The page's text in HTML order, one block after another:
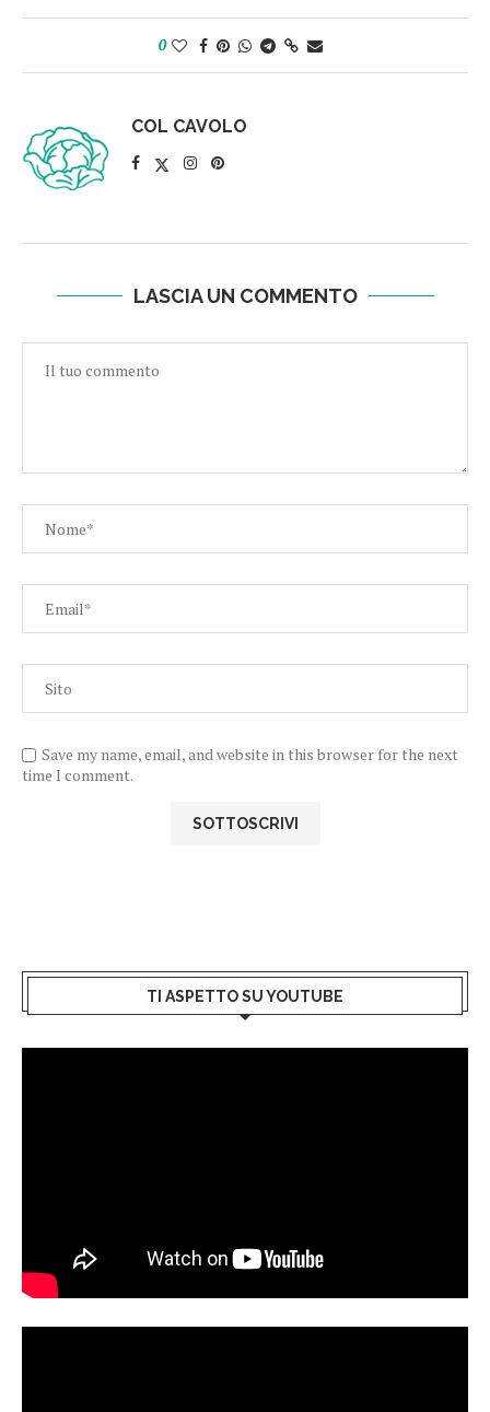
0
COL CAVOLO
LASCIA UN COMMENTO
Save my name, email, and website in this browser for the next
time I comment.
TI ASPETTO SU YOUTUBE